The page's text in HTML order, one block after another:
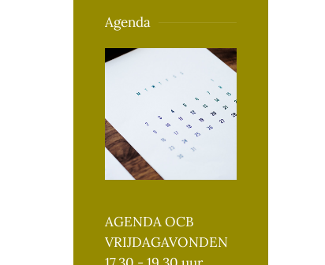
Agenda
AGENDA OCB
VRIJDAGAVONDEN